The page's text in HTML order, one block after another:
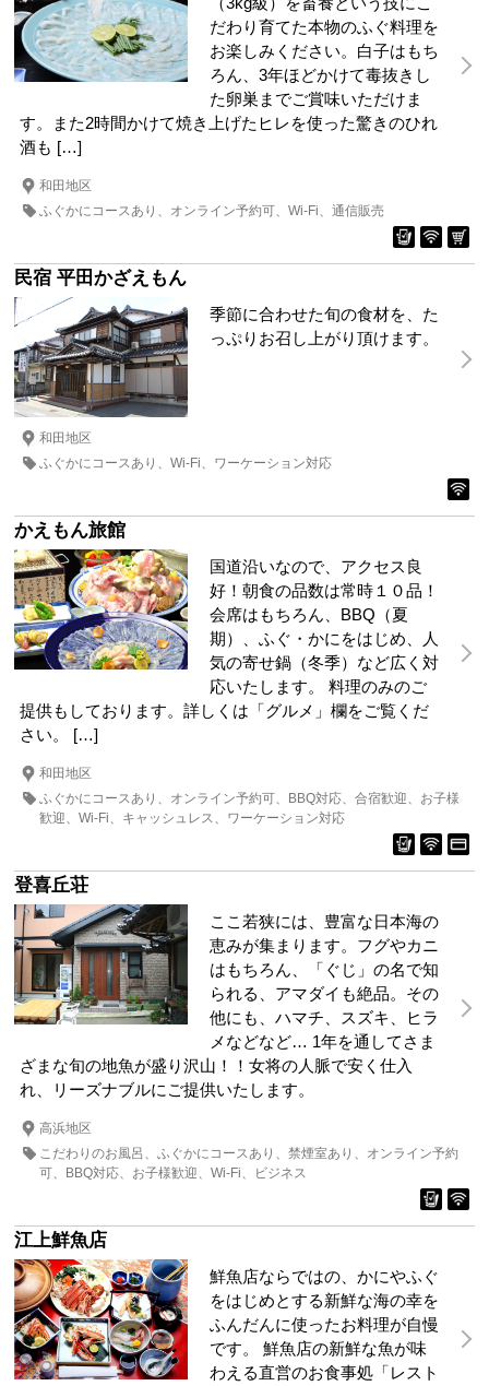
だわり育てた本物のふぐ料理を
お楽しみください。白子はもち
ろん、3年ほどかけて毒抜きし
た卵巣までご賞味いただけま
す。また2時間かけて焼き上げたヒレを使った驚きのひれ
酒も […]
和田地区
ふぐかにコースあり
オンライン予約可 Wi-Fi 通信販売
民宿 平田かざえもん
季節に合わせた旬の食材を、た
っぷりお召し上がり頂けます。
和田地区
ふぐかにコースあり
Wi-Fi ワーケーション対応
かえもん旅館
国道沿いなので、アクセス良
好！朝食の品数は常時１０品！
会席はもちろん、BBQ（夏
期）、ふぐ・かにをはじめ、人
気の寄せ鍋（冬季）など広く対
応いたします。 料理のみのご
提供もしております。詳しくは「グルメ」欄をご覧くだ
さい。 […]
和田地区
ふぐかにコースあり
オンライン予約可 BBQ対応 合宿歓迎
お子様
歓迎
Wi-Fi キャッシュレス ワーケーション対応
登喜丘荘
ここ若狭には、豊富な日本海の
恵みが集まります。フグやカニ
はもちろん、「ぐじ」の名で知
られる、アマダイも絶品。その
他にも、ハマチ、スズキ、ヒラ
メなどなど… 1年を通してさま
ざまな旬の地魚が盛り沢山！！女将の人脈で安く仕入
れ、リーズナブルにご提供いたします。
高浜地区
こだわりのお風呂
ふぐかにコースあり 禁煙室あり
オンライン予約
可
BBQ対応 お子様歓迎 Wi-Fi ビジネス
江上鮮魚店
鮮魚店ならではの、かにやふぐ
をはじめとする新鮮な海の幸を
ふんだんに使ったお料理が自慢
です。 鮮魚店の新鮮な魚が味
わえる直営のお食事処「レスト